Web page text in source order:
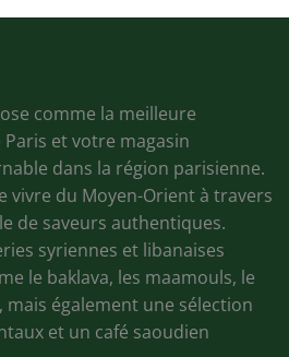
comme la meilleure
et votre magasin
dans la région parisienne.
vivre du Moyen-Orient à travers
de saveurs authentiques.
syriennes et libanaises
le baklava, les maamouls, le
mais également une sélection
et un café saoudien